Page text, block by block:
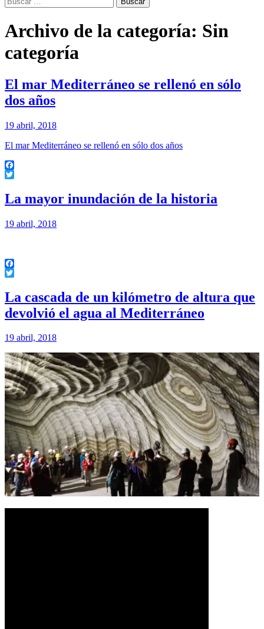
Archivo de la categoría: Sin
categoría
El mar Mediterráneo se rellenó en sólo
dos años
19 abril, 2018
El mar Mediterráneo se rellenó en sólo dos años
Facebook
La mayor inundación de la historia
19 abril, 2018
Facebook
La cascada de un kilómetro de altura que
devolvió el agua al Mediterráneo
19 abril, 2018